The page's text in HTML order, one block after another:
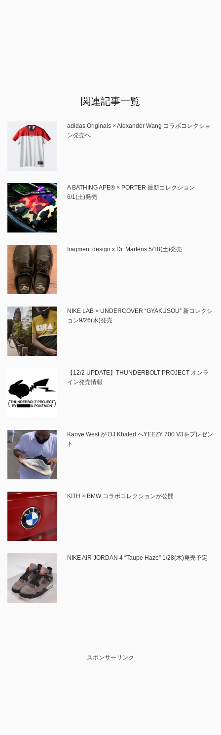
関連記事一覧
adidas Originals × Alexander Wang コラボコレクショ
ン発売へ
A BATHING APE® × PORTER 最新コレクション
6/1(土)発売
fragment design x Dr. Martens 5/18(土)発売
NIKE LAB × UNDERCOVER “GYAKUSOU” 新コレクシ
ョン9/26(木)発売
【12/2 UPDATE】THUNDERBOLT PROJECT オンラ
イン発売情報
Kanye West が DJ Khaled へYEEZY 700 V3をプレゼン
ト
KITH × BMW コラボコレクションが公開
NIKE AIR JORDAN 4 “Taupe Haze” 1/28(木)発売予定
スポンサーリンク